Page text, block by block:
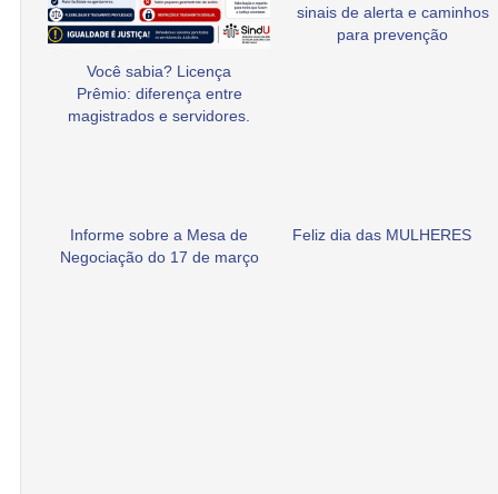
Você sabia? Licença
Prêmio: diferença entre
magistrados e servidores.
sinais de alerta e caminhos
para prevenção
Informe sobre a Mesa de
Negociação do 17 de março
Feliz dia das MULHERES